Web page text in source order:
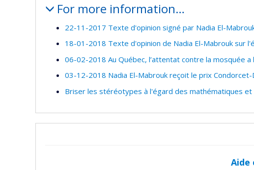
For more information…
22-11-2017 Texte d'opinion signé par Nadia El-
18-01-2018 Texte d'opinion de Nadia El-Mabrouk sur
06-02-2018 Au Québec, l’attentat contre la mosquée
03-12-2018 Nadia El-Mabrouk reçoit le prix Condorcet-
Briser les stéréotypes à l'égard des mathématiques et
Aide